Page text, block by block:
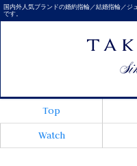
国内外人気ブランドの婚約指輪／結婚指輪／ジ
です。
Top
Watch